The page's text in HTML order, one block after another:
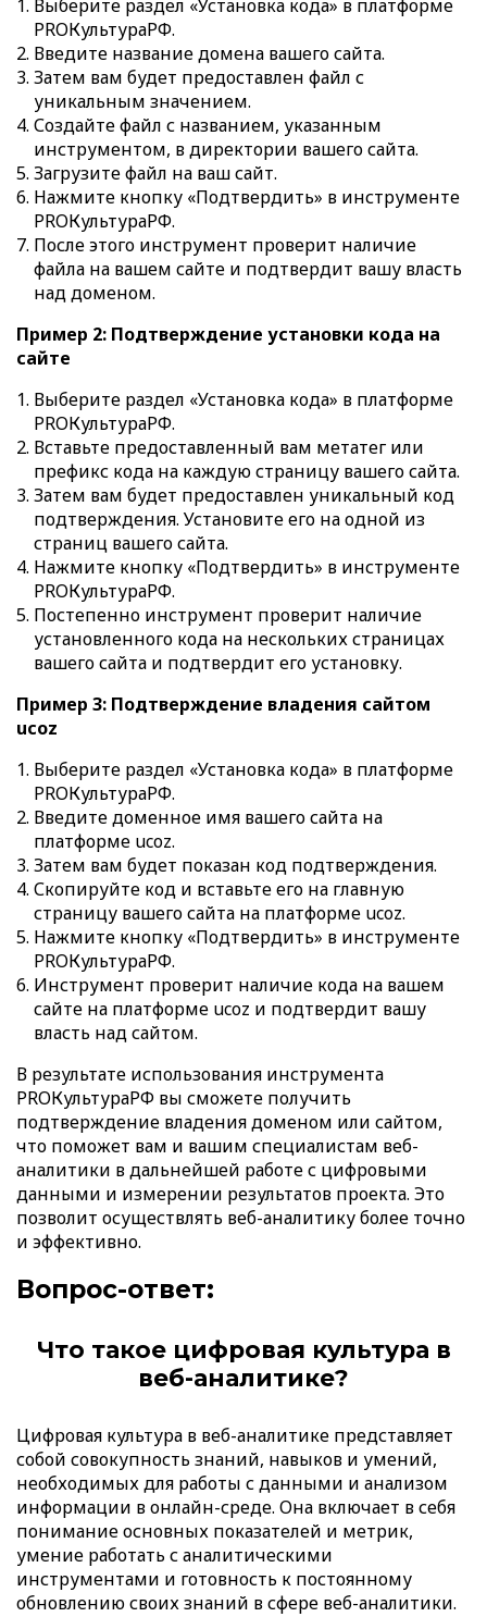
Выберите раздел «Установка кода» в платформе
PROКультураРФ.
Введите название домена вашего сайта.
Затем вам будет предоставлен файл с
уникальным значением.
Создайте файл с названием, указанным
инструментом, в директории вашего сайта.
Загрузите файл на ваш сайт.
Нажмите кнопку «Подтвердить» в инструменте
PROКультураРФ.
После этого инструмент проверит наличие
файла на вашем сайте и подтвердит вашу власть
над доменом.
Пример 2: Подтверждение установки кода на
сайте
Выберите раздел «Установка кода» в платформе
PROКультураРФ.
Вставьте предоставленный вам метатег или
префикс кода на каждую страницу вашего сайта.
Затем вам будет предоставлен уникальный код
подтверждения. Установите его на одной из
страниц вашего сайта.
Нажмите кнопку «Подтвердить» в инструменте
PROКультураРФ.
Постепенно инструмент проверит наличие
установленного кода на нескольких страницах
вашего сайта и подтвердит его установку.
Пример 3: Подтверждение владения сайтом
ucoz
Выберите раздел «Установка кода» в платформе
PROКультураРФ.
Введите доменное имя вашего сайта на
платформе ucoz.
Затем вам будет показан код подтверждения.
Скопируйте код и вставьте его на главную
страницу вашего сайта на платформе ucoz.
Нажмите кнопку «Подтвердить» в инструменте
PROКультураРФ.
Инструмент проверит наличие кода на вашем
сайте на платформе ucoz и подтвердит вашу
власть над сайтом.
В результате использования инструмента
PROКультураРФ вы сможете получить
подтверждение владения доменом или сайтом,
что поможет вам и вашим специалистам веб-
аналитики в дальнейшей работе с цифровыми
данными и измерении результатов проекта. Это
позволит осуществлять веб-аналитику более точно
и эффективно.
Вопрос-ответ:
Что такое цифровая культура в
веб-аналитике?
Цифровая культура в веб-аналитике представляет
собой совокупность знаний, навыков и умений,
необходимых для работы с данными и анализом
информации в онлайн-среде. Она включает в себя
понимание основных показателей и метрик,
умение работать с аналитическими
инструментами и готовность к постоянному
обновлению своих знаний в сфере веб-аналитики.